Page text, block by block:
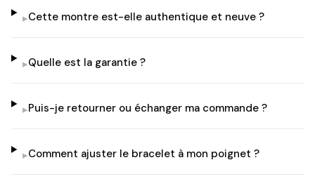
▸Cette montre est-elle authentique et neuve ?
▸Quelle est la garantie ?
▸Puis-je retourner ou échanger ma commande ?
▸Comment ajuster le bracelet à mon poignet ?